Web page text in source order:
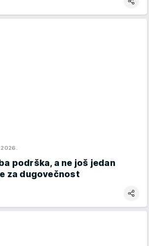
podrška, a ne još jedan
za dugovečnost